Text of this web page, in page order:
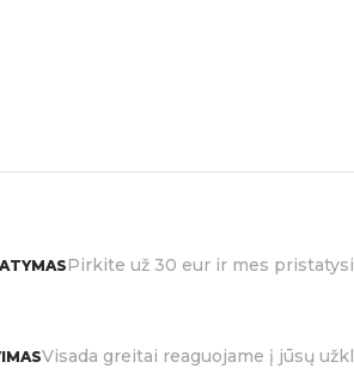
Pirkite už 30 eur ir mes
Visada greitai reaguojame į jūsų